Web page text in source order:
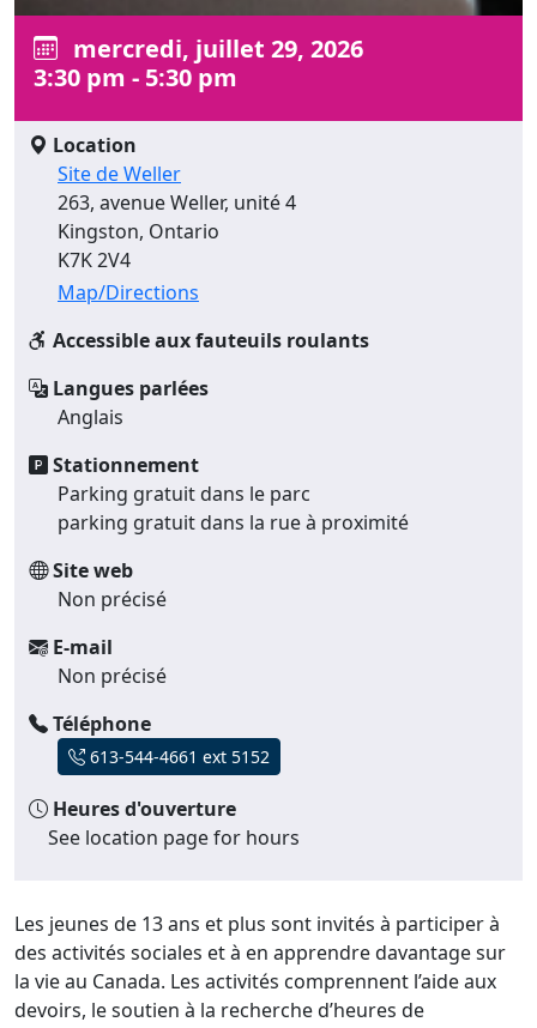
mercredi, juillet 29, 2026
3:30 pm - 5:30 pm
Location
Site de Weller
263, avenue Weller, unité 4
Kingston, Ontario
K7K 2V4
Map/Directions
Accessible aux fauteuils roulants
Langues parlées
Anglais
Stationnement
Parking gratuit dans le parc
parking gratuit dans la rue à proximité
Site web
Non précisé
E-mail
Non précisé
Téléphone
613-544-4661 ext 5152
Heures d'ouverture
See location page for hours
Les jeunes de 13 ans et plus sont invités à participer à
des activités sociales et à en apprendre davantage sur
la vie au Canada. Les activités comprennent l’aide aux
devoirs, le soutien à la recherche d’heures de